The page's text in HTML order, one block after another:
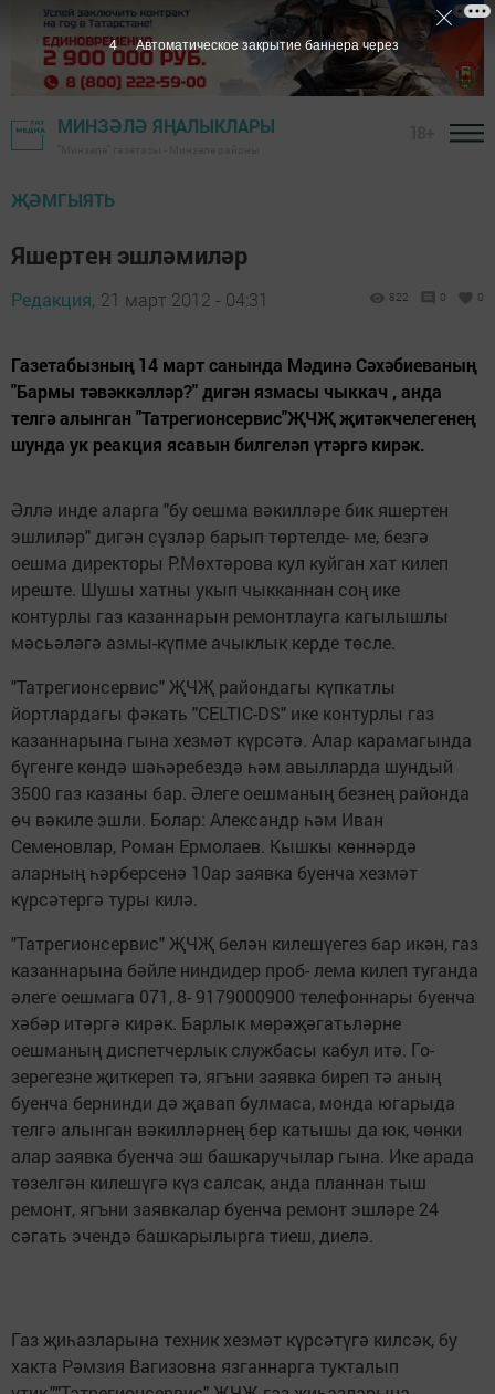
МИНЗӘЛӘ ЯҢАЛЫКЛАРЫ
ҖӘМГЫЯТЬ
Яшертен эшләмиләр
Редакция, 21 март 2012 - 04:31 822 0 0
Газетабызның 14 март санында Мәдинә Сәхәбиеваның
"Бармы тәвәккәлләр?" дигән язмасы чыккач , анда
телгә алынган "Татрегионсервис"ҖЧҖ җитәкчелегенең
шунда ук реакция ясавын билгеләп үтәргә кирәк.
Әллә инде аларга "бу оешма вәкилләре бик яшертен
эшлиләр" дигән сүзләр барып төртелде- ме, безгә
оешма дирек­торы Р.Мөхтәрова кул куйган хат килеп
иреште. Шушы хатны укып чыккан­нан соң ике
контурлы газ казаннарын ремонтлауга кагылышлы
мәсьәләгә азмы-күпме ачыклык кер­де төсле.
"Татрегионсервис" ҖЧҖ райондагы күпкатлы
йортлардагы фәкать "CELTIC-DS" ике контур­лы газ
казаннарына гына хезмәт күрсәтә. Алар карамагында
бүгенге көндә шәһәребездә һәм авылларда шундый
3500 газ казаны бар. Әлеге оешманың безнең район­да
өч вәкиле эшли. Бо­лар: Александр һәм Иван
Семеновлар, Роман Ер­молаев. Кышкы көннәрдә
аларның һәрберсенә 10ар заявка буенча хезмәт
күрсәтергә туры килә.
"Татрегионсервис" ҖЧҖ белән килешүегез бар икән, газ
казаннарына бәйле ниндидер проб- лема килеп туганда
әлеге оешмага 071, 8- 9179000900 телефоннары буенча
хәбәр итәргә кирәк. Барлык мөрәҗәгатьләрне
оешманың диспетчерлык службасы кабул итә. Го­
зерегезне җиткереп тә, ягъни заявка биреп тә аның
буенча бернинди дә җавап булмаса, монда югарыда
телгә алынган вәкилләрнең бер катышы да юк, чөнки
алар заявка буенча эш башкаручылар гына. Ике арада
төзелгән килешүгә күз салсак, анда планнан тыш
ремонт, ягъ­ни заявкалар буенча ре­монт эшләре 24
сәгать эчендә башкарылырга тиеш, диелә.
Газ җиһазларына техник хезмәт күрсәтүгә килсәк, бу
хакта Рәмзия Вагизов­на язганнарга тукталып
4 Автоматическое закрытие баннера через